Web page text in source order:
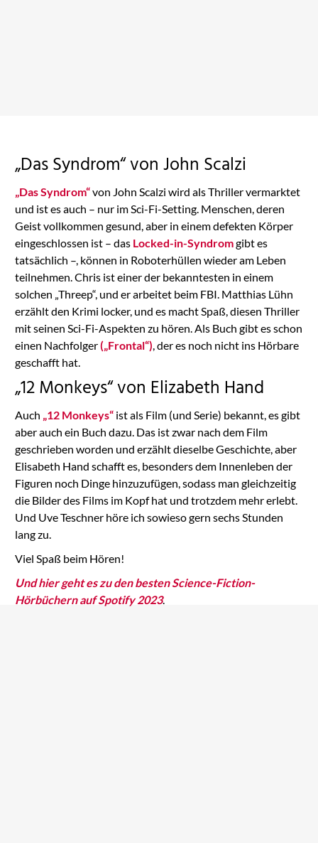
„Das Syndrom“ von John Scalzi
„Das Syndrom“von John Scalzi wird als Thriller vermarktet
und ist es auch – nur im Sci-Fi-Setting. Menschen, deren
Geist vollkommen gesund, aber in einem defekten Körper
eingeschlossen ist – das Locked-in-Syndromgibt es
tatsächlich –, können in Roboterhüllen wieder am Leben
teilnehmen. Chris ist einer der bekanntesten in einem
solchen „Threep“, und er arbeitet beim FBI. Matthias Lühn
erzählt den Krimi locker, und es macht Spaß, diesen Thriller
mit seinen Sci-Fi-Aspekten zu hören. Als Buch gibt es schon
einen Nachfolger(„Frontal“) , der es noch nicht ins Hörbare
geschafft hat.
„12 Monkeys“ von Elizabeth Hand
Auch „12 Monkeys“ist als Film (und Serie) bekannt, es gibt
aber auch ein Buch dazu. Das ist zwar nach dem Film
geschrieben worden und erzählt dieselbe Geschichte, aber
Elisabeth Hand schafft es, besonders dem Innenleben der
Figuren noch Dinge hinzuzufügen, sodass man gleichzeitig
die Bilder des Films im Kopf hat und trotzdem mehr erlebt.
Und Uve Teschner höre ich sowieso gern sechs Stunden
lang zu.
Viel Spaß beim Hören!
Und hier geht es zu den besten Science-Fiction-
Hörbüchern auf Spotify 2023.